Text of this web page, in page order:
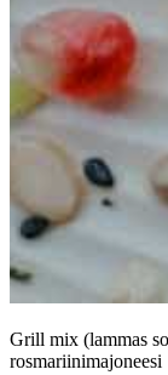
Grill mix (lammas
rosmariinimajoneesi